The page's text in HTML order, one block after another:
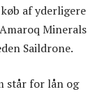
af yderligere
Minerals
Saildrone.
står for lån og